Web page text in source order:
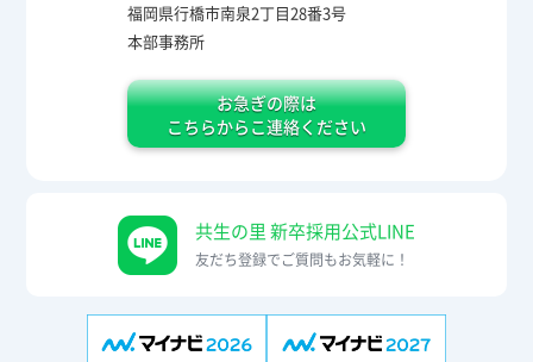
福岡県行橋市南泉2丁目28番3号
本部事務所
お急ぎの際は
こちらからこ連絡ください
共生の里 新卒採用公式LINE
友だち登録でご質問もお気軽に！